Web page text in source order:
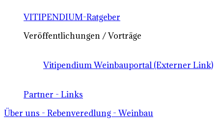
VITIPENDIUM-Ratgeber
Veröffentlichungen / Vorträge
Vitipendium Weinbauportal (Externer Link)
Partner - Links
Über uns - Rebenveredlung - Weinbau